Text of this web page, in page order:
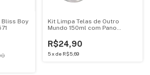
Boy
Kit Limpa Telas de Outro
Mundo 150ml com Pano
R$24,90
5 x de R$5,69